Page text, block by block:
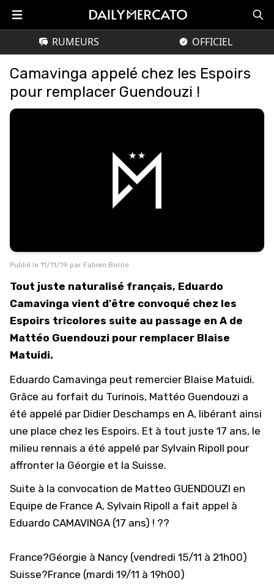
RUMEURS OFFICIEL
Camavinga appelé chez les Espoirs
pour remplacer Guendouzi !
Publié le 11/11/19 par Fabien Borne
Tout juste naturalisé français, Eduardo
Camavinga vient d'être convoqué chez les
Espoirs tricolores suite au passage en A de
Mattéo Guendouzi pour remplacer Blaise
Matuidi.
Eduardo Camavinga peut remercier Blaise Matuidi.
Grâce au forfait du Turinois, Mattéo Guendouzi a
été appelé par Didier Deschamps en A, libérant ainsi
une place chez les Espoirs. Et à tout juste 17 ans, le
milieu rennais a été appelé par Sylvain Ripoll pour
affronter la Géorgie et la Suisse.
Suite à la convocation de Matteo GUENDOUZI en
Equipe de France A, Sylvain Ripoll a fait appel à
Eduardo CAMAVINGA (17 ans) ! ??
France?Géorgie à Nancy (vendredi 15/11 à 21h00)
Suisse?France (mardi 19/11 à 19h00)